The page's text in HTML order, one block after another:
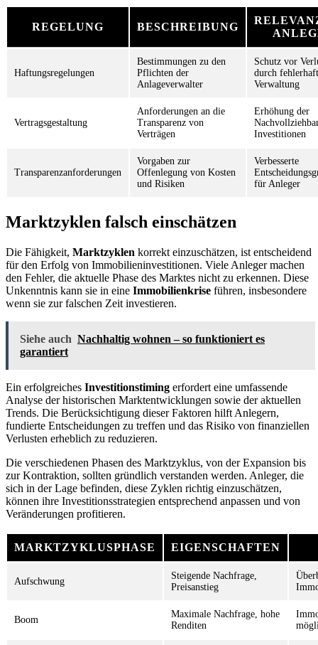
REGELUNG BESCHREIBUNG
Haftungsregelungen
Bestimmungen zu den
Pflichten der
Anlageverwalter
Schutz vor
durch
Verwaltung
Vertragsgestaltung
Anforderungen an die
Transparenz von
Verträgen
Erhöhung der
Investitionen
Transparenzanforderungen
Vorgaben zur
Offenlegung von Kosten
und Risiken
Verbesserte
für Anleger
Marktzyklen falsch einschätzen
Die Fähigkeit, Marktzyklen korrekt einzuschätzen, ist entscheidend
für den Erfolg von Immobilieninvestitionen. Viele Anleger machen
den Fehler, die aktuelle Phase des Marktes nicht zu erkennen. Diese
Unkenntnis kann sie in eine Immobilienkrise führen, insbesondere
wenn sie zur falschen Zeit investieren.
Siehe auch Nachhaltig wohnen – so funktioniert es
garantiert
Ein erfolgreiches Investitionstiming erfordert eine umfassende
Analyse der historischen Marktentwicklungen sowie der aktuellen
Trends. Die Berücksichtigung dieser Faktoren hilft Anlegern,
fundierte Entscheidungen zu treffen und das Risiko von finanziellen
Verlusten erheblich zu reduzieren.
Die verschiedenen Phasen des Marktzyklus, von der Expansion bis
zur Kontraktion, sollten gründlich verstanden werden. Anleger, die
sich in der Lage befinden, diese Zyklen richtig einzuschätzen,
können ihre Investitionsstrategien entsprechend anpassen und von
Veränderungen profitieren.
MARKTZYKLUSPHASE EIGENSCHAFTEN
Aufschwung
Steigende Nachfrage,
Preisanstieg
Boom
Maximale Nachfrage, hohe
Renditen